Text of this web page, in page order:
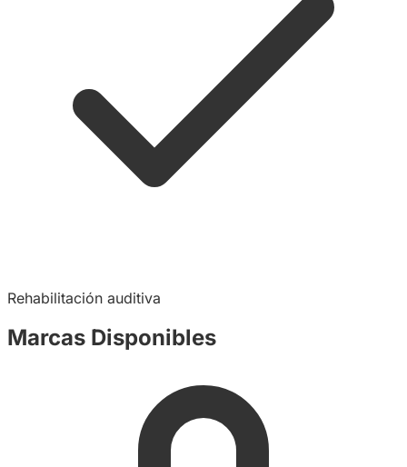
Rehabilitación auditiva
Marcas Disponibles